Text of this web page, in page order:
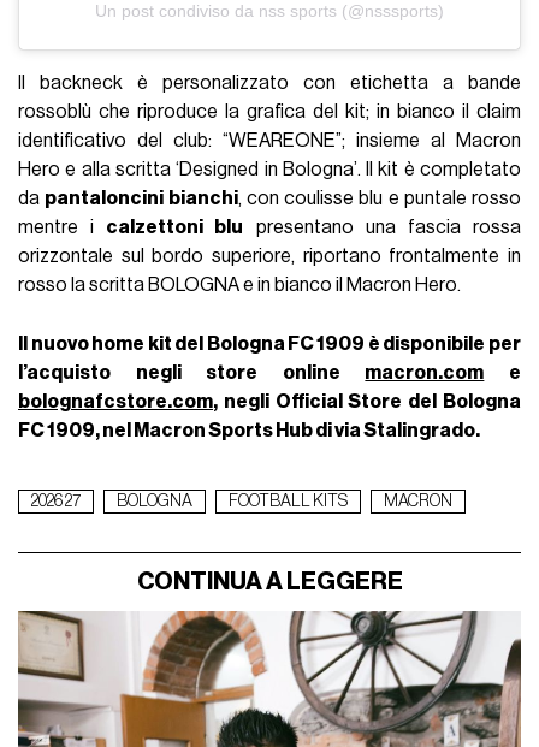
Un post condiviso da nss sports (@nsssports)
Il backneck è personalizzato con etichetta a bande
rossoblù che riproduce la grafica del kit; in bianco il claim
identificativo del club: “WEAREONE”; insieme al Macron
Hero e alla scritta ‘Designed in Bologna’. Il kit è completato
da pantaloncini bianchi, con coulisse blu e puntale rosso
mentre i calzettoni blu presentano una fascia rossa
orizzontale sul bordo superiore, riportano frontalmente in
rosso la scritta BOLOGNA e in bianco il Macron Hero.
Il nuovo home kit del Bologna FC 1909 è disponibile per
l’acquisto negli store online macron.com e
bolognafcstore.com, negli Official Store del Bologna
FC 1909, nel Macron Sports Hub di via Stalingrado.
2026 27 BOLOGNA FOOTBALL KITS MACRON
CONTINUA A LEGGERE